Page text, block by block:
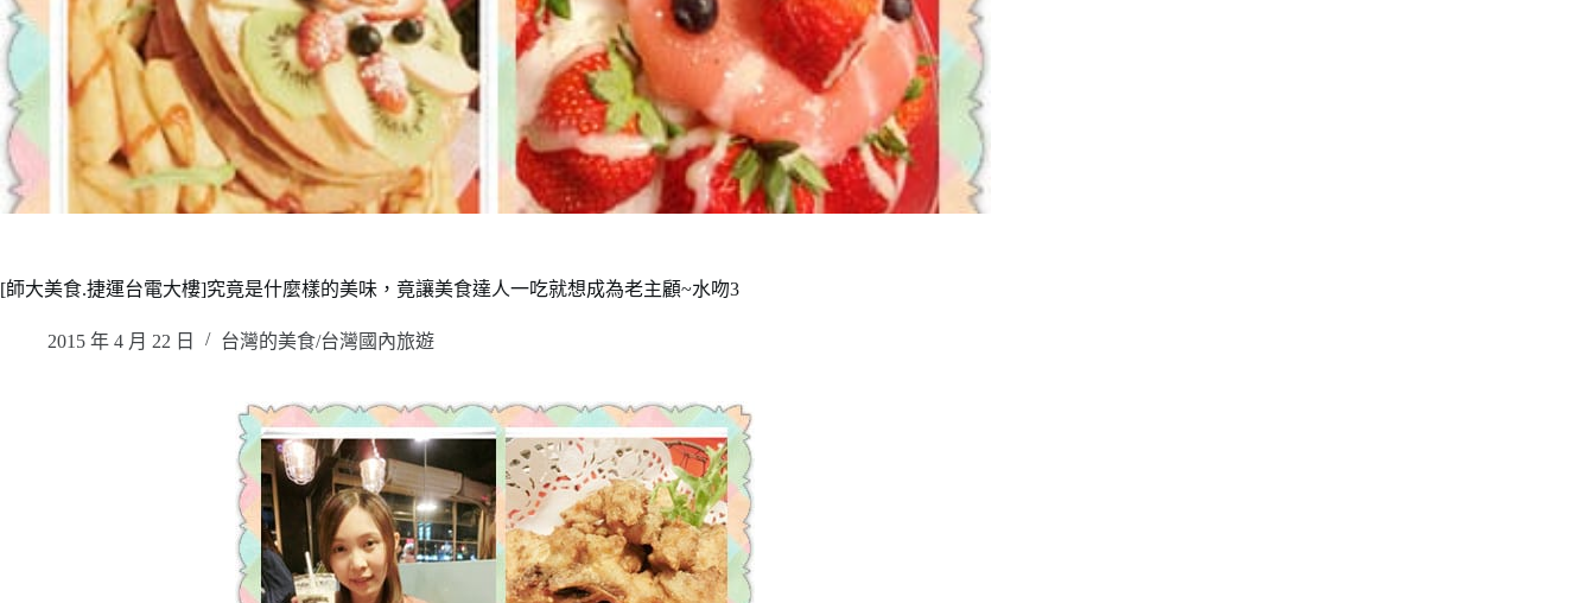
[師大美食.捷運台電大樓]究竟是什麼樣的美味，竟讓美食達人一吃就想成為老主顧~水吻3
2015 年 4 月 22 日 台灣的美食/台灣國內旅遊